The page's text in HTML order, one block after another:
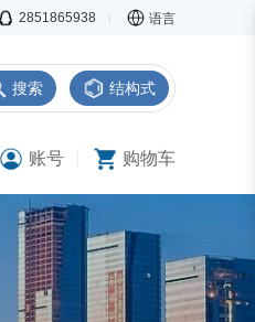
语言
2851865938
搜索 结构式
账号 购物车